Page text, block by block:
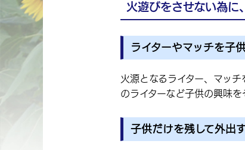
火遊びをさせない為に
ライターやマッチを子
火源となるライター、マッ
のライターなど子供の興味
子供だけを残して外出